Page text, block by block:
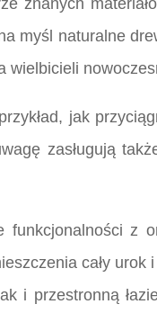
znanych
myśl naturalne
wielbicieli
jak
zasługują
funkcjonalności z
cały urok i
i przestronną